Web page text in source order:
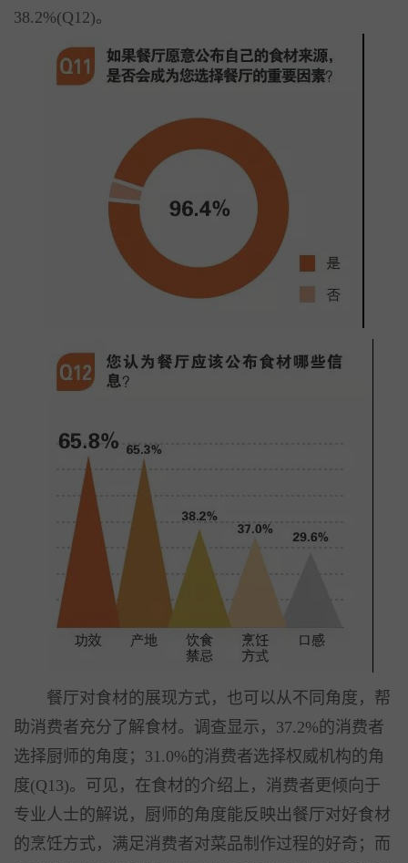
38.2%(Q12)。
餐厅对食材的展现方式，也可以从不同角度，帮
助消费者充分了解食材。调查显示，37.2%的消费者
选择厨师的角度；31.0%的消费者选择权威机构的角
度(Q13)。可见，在食材的介绍上，消费者更倾向于
专业人士的解说，厨师的角度能反映出餐厅对好食材
的烹饪方式，满足消费者对菜品制作过程的好奇；而